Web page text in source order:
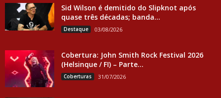
Sid Wilson é demitido do Slipknot após
quase três décadas; banda...
Destaque 03/08/2026
Cobertura: John Smith Rock Festival 2026
(Helsinque / FI) – Parte...
Coberturas 31/07/2026